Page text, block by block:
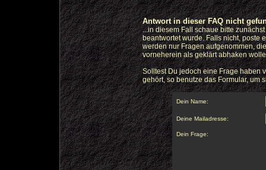
Antwort in dieser FAQ nicht
...in diesem Fall schaue bitte
beantwortet wurde. Falls nicht, poste
werden nur Fragen aufgenommen,
vorneherein als geklärt abhaken
Solltest Du jedoch eine Frage haben
gehört, so benutze das Formular, um
Dein Name:
Deine Mailadresse:
Dein Frage: